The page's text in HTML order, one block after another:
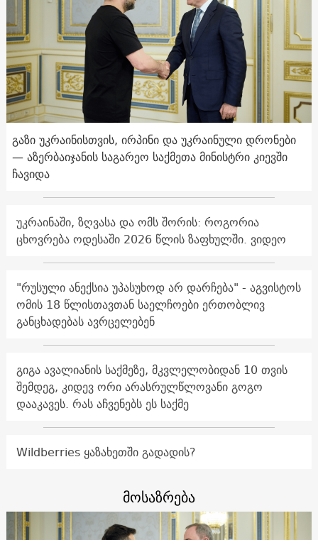
გაზი უკრაინისთვის, ირპინი და უკრაინული დრონები
— აზერბაიჯანის საგარეო საქმეთა მინისტრი კიევში
ჩავიდა
უკრაინაში, ზღვასა და ომს შორის: როგორია
ცხოვრება ოდესაში 2026 წლის ზაფხულში. ვიდეო
"რუსული ანექსია უპასუხოდ არ დარჩება" - აგვისტოს
ომის 18 წლისთავთან საელჩოები ერთობლივ
განცხადებას ავრცელებენ
გიგა ავალიანის საქმეზე, მკვლელობიდან 10 თვის
შემდეგ, კიდევ ორი არასრულწლოვანი გოგო
დააკავეს. რას აჩვენებს ეს საქმე
Wildberries ყაზახეთში გადადის?
მოსაზრება